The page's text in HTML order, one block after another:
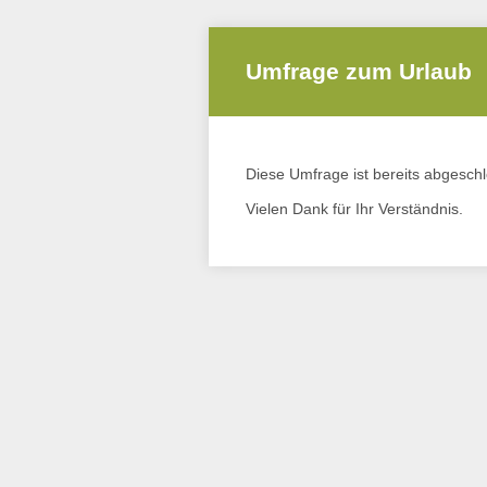
Umfrage zum Urlaub
Diese Umfrage ist bereits
Vielen Dank für Ihr Verständnis.